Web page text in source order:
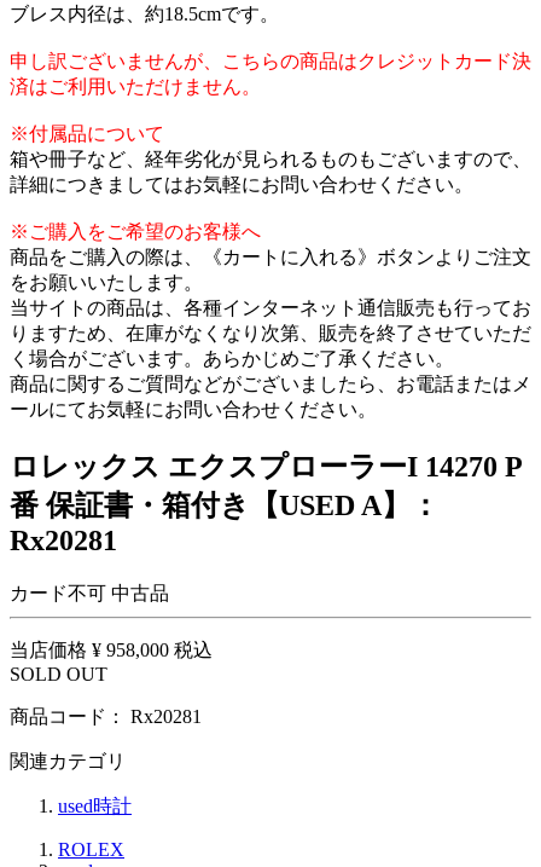
ブレス内径は、約18.5cmです。
申し訳ございませんが、こちらの商品はクレジットカード決
済はご利用いただけません。
※付属品について
箱や冊子など、経年劣化が見られるものもございますので、
詳細につきましてはお気軽にお問い合わせください。
※ご購入をご希望のお客様へ
商品をご購入の際は、《カートに入れる》ボタンよりご注文
をお願いいたします。
当サイトの商品は、各種インターネット通信販売も行ってお
りますため、在庫がなくなり次第、販売を終了させていただ
く場合がございます。あらかじめご了承ください。
商品に関するご質問などがございましたら、お電話またはメ
ールにてお気軽にお問い合わせください。
ロレックス エクスプローラーI 14270 P
番 保証書・箱付き【USED A】：
Rx20281
カード不可 中古品
当店価格 ¥ 958,000 税込
SOLD OUT
商品コード： Rx20281
関連カテゴリ
used時計
ROLEX